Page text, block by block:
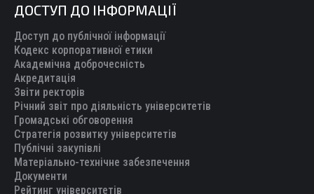
ДОСТУП ДО ІНФОРМАЦІЇ
Доступ до публічної інформації
Кодекс корпоративної етики
Академічна доброчесність
Акредитація
Звіти ректорів
Річний звіт про діяльність університетів
Громадські обговорення
Стратегія розвитку університетів
Публічні закупівлі
Матеріально-технічне забезпечення
Документи
Рейтинг університетів